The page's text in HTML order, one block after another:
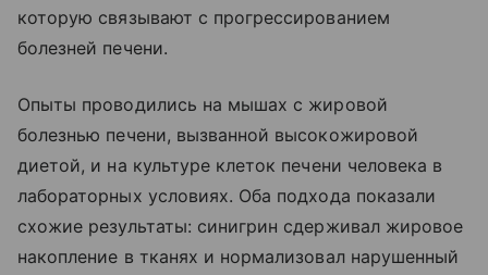
которую связывают с прогрессированием
болезней печени.
Опыты проводились на мышах с жировой
болезнью печени, вызванной высокожировой
диетой, и на культуре клеток печени человека в
лабораторных условиях. Оба подхода показали
схожие результаты: синигрин сдерживал жировое
накопление в тканях и нормализовал нарушенный